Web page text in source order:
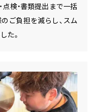
検・書類提出まで一括
ご負担を減らし、スム
た。